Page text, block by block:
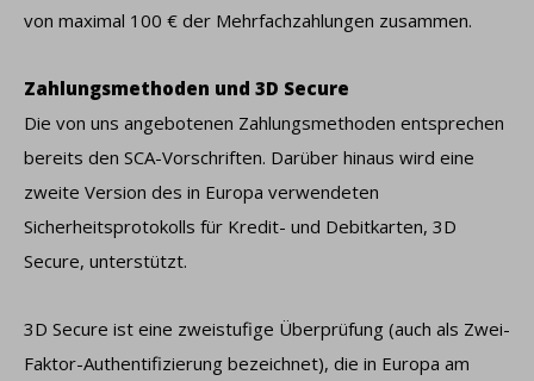
von maximal 100 € der Mehrfachzahlungen zusammen.
Zahlungsmethoden und 3D Secure
Die von uns angebotenen Zahlungsmethoden entsprechen
bereits den SCA-Vorschriften. Darüber hinaus wird eine
zweite Version des in Europa verwendeten
Sicherheitsprotokolls für Kredit- und Debitkarten, 3D
Secure, unterstützt.
3D Secure ist eine zweistufige Überprüfung (auch als Zwei-
Faktor-Authentifizierung bezeichnet), die in Europa am